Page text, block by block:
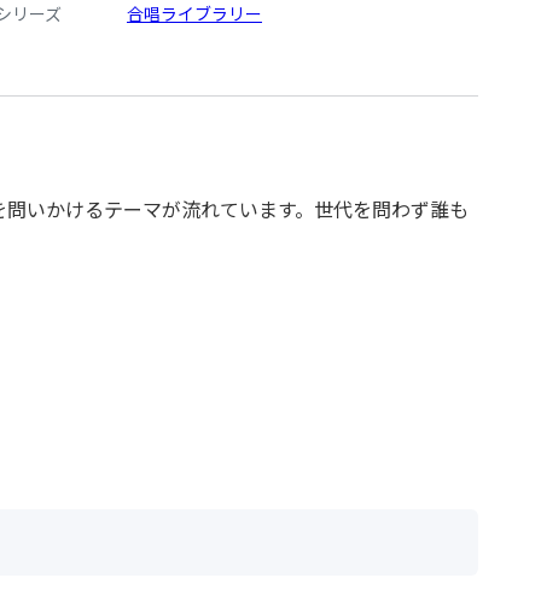
リーズ
合唱ライブラリー
いかけるテーマが流れています。世代を問わず誰も